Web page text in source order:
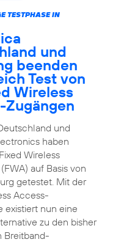
TESTPHASE IN
und
beenden
Test von
Wireless
Zugängen
und
haben
Wireless
auf Basis von
getestet. Mit der
Access-
existiert nun eine
zu den bisher
Breitband-